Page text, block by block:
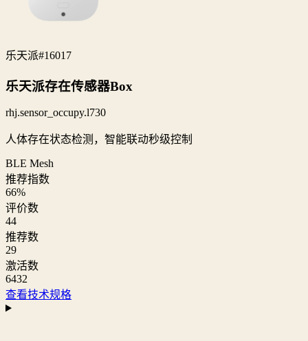
乐天派#16017
乐天派存在传感器Box
rhj.sensor_occupy.l730
人体存在状态检测，智能联动秒级控制
BLE Mesh
推荐指数
66%
评价数
44
推荐数
29
激活数
6432
查看技术规格